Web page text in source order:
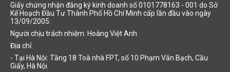
Giấy chứng nhận đăng ký kinh doanh số 0101778163 - 001 do Sở
Kế Hoạch Đầu Tư Thành Phố Hồ Chí Minh cấp lần đầu vào ngày
13/09/2005.
Người chịu trách nhiệm: Hoàng Việt Anh
Địa chỉ:
- Tại Hà Nội: Tầng 18 Toà nhà FPT, số 10 Phạm Văn Bạch, Cầu
Giấy, Hà Nội.